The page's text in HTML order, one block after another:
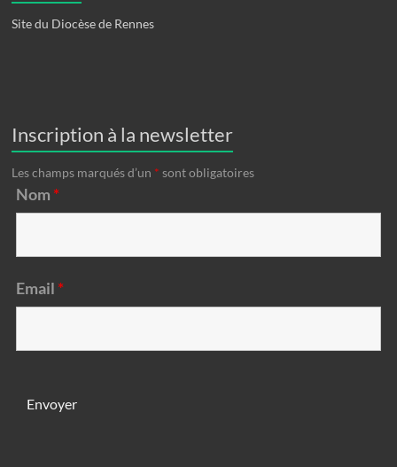
Site du Diocèse de Rennes
Inscription à la newsletter
Les champs marqués d’un * sont obligatoires
Nom *
Email *